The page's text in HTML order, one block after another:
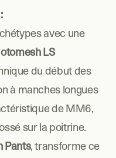
avec une
LS
du début des
à manches longues
de MM6,
sur la poitrine.
Pants, transforme ce